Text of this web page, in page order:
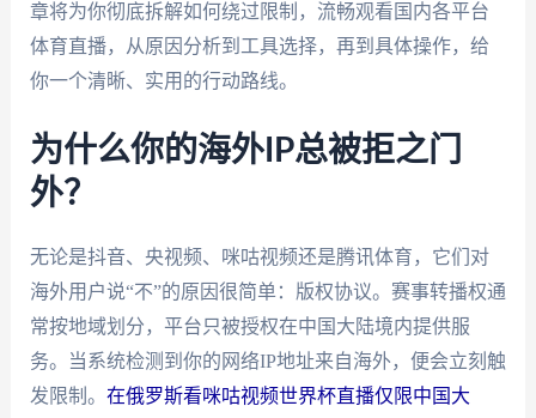
章将为你彻底拆解如何绕过限制，流畅观看国内各平台
体育直播，从原因分析到工具选择，再到具体操作，给
你一个清晰、实用的行动路线。
为什么你的海外IP总被拒之门
外？
无论是抖音、央视频、咪咕视频还是腾讯体育，它们对
海外用户说“不”的原因很简单：版权协议。赛事转播权通
常按地域划分，平台只被授权在中国大陆境内提供服
务。当系统检测到你的网络IP地址来自海外，便会立刻触
发限制。 在俄罗斯看咪咕视频世界杯直播仅限中国大